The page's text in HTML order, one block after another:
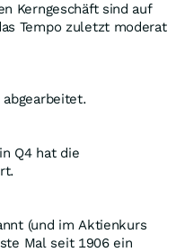
Kerngeschäft sind auf
Tempo zuletzt moderat
Q4 hat die
(und im Aktienkurs
Mal seit 1906 ein